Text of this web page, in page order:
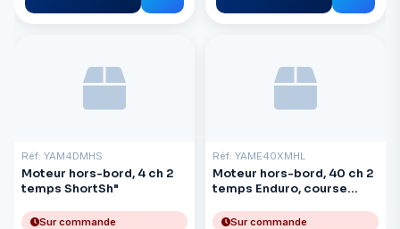
Réf: YAM4DMHS
Moteur hors-bord, 4 ch 2
temps ShortSh"
Sur commande
Réf: YAME40XMHL
Moteur hors-bord, 40 ch 2
temps Enduro, course
Sur commande